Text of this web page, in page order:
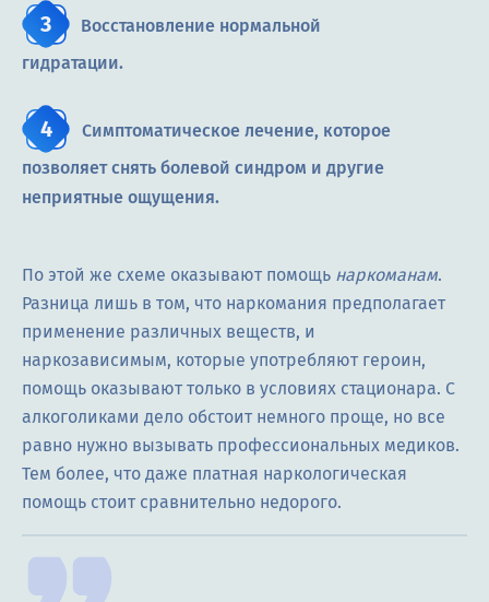
Восстановление нормальной
гидратации.
Симптоматическое лечение, которое
позволяет снять болевой синдром и другие
неприятные ощущения.
По этой же схеме оказывают помощь наркоманам.
Разница лишь в том, что наркомания предполагает
применение различных веществ, и
наркозависимым, которые употребляют героин,
помощь оказывают только в условиях стационара. С
алкоголиками дело обстоит немного проще, но все
равно нужно вызывать профессиональных медиков.
Тем более, что даже платная наркологическая
помощь стоит сравнительно недорого.